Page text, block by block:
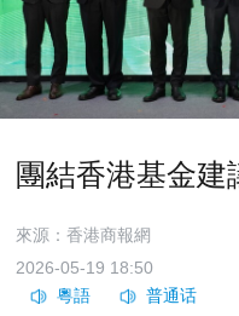
團結香港基金建
來源：香港商報網
2026-05-19 18:50